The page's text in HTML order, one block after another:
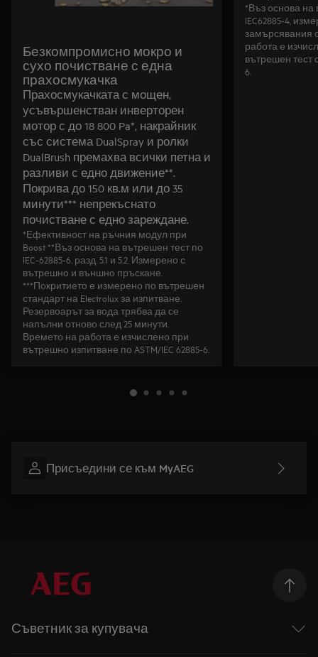
Безкомпромисно мокро и
сухо почистване с една
прахосмукачка
Прахосмукачката с мощен,
усъвършенстван инверторен
мотор с до 18 800 Pa*, накрайник
със система DualSpray и ролки
DualBrush премахва всички петна и
разливи с едно движение**.
Покрива до 150 кв.м или до 35
минути*** непрекъснато
почистване с едно зареждане.
*Ефективност на ръчния модул при
Boost **Въз основа на вътрешен тест по
IEC-62885-6, разд. 5.1 и 5.2. Измерено с
вътрешно и външно пръскане.
***Покритието е измерено по вътрешен
стандарт на Electrolux за изпитване.
Резервоарът за вода трябва да се
напълни отново след 25 минути.
Времето на работа е изчислено при
вътрешно изпитване по ASTM/IEC 62885-6.
*Въз основа на
IEC62885-4,
замърсявания
работа е
вътрешен тест
6.
Присъедини се към MyAEG
Съветник за купувача